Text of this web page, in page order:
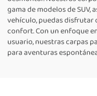
gama de modelos de
vehículo, puedas disfrutar
confort. Con un enfoque
usuario, nuestras carpas
para aventuras